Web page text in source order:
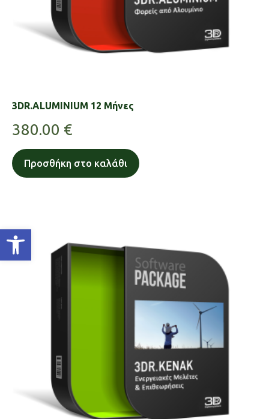
Ανοίξτε τη γραμμή εργαλείων
3DR.ALUMINIUM 12 Μήνες
380.00 €
Προσθήκη στο καλάθι